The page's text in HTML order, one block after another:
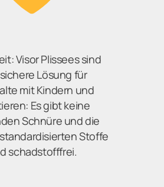
Visor Plissees sind
Lösung für
mit Kindern und
Es gibt keine
Schnüre und die
Stoffe
schadstofffrei.